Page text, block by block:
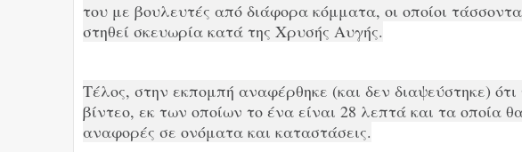
του με βουλευτές από διάφορα κόμματα, οι οποίοι
στηθεί σκευωρία κατά της Χρυσής Αυγής.
Τέλος, στην εκπομπή αναφέρθηκε (και δεν διαψεύστηκε)
βίντεο, εκ των οποίων το ένα είναι 28 λεπτά και τα οποία
αναφορές σε ονόματα και καταστάσεις.